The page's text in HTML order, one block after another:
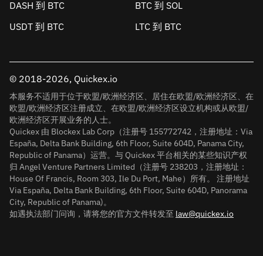
DASH 到 BTC
BTC 到 SOL
USDT 到 BTC
LTC 到 BTC
© 2018-2026, Quickex.io
本服务不适用于位于欧盟/欧洲经济区、居住在欧盟/欧洲经济区、在
欧盟/欧洲经济区注册成立、在欧盟/欧洲经济区设立机构或从欧盟/
欧洲经济区开展业务的人士。
Quickex 由 Blockex Lab Corp（注册号 155772742，注册地址：Via
España, Delta Bank Building, 6th Floor, Suite 604D, Panama City,
Republic of Panama）运营。与 Quickex 平台相关的某些知识产权
归 Angel Venture Partners Limited（注册号 238203，注册地址：
House Of Francis, Room 303, Ile Du Port, Mahe）所有。 注册地址
Via España, Delta Bank Building, 6th Floor, Suite 604D, Panorama
City, Republic of Panama)。
如遇执法部门问询，请将您的官方文件转发至 law@quickex.io